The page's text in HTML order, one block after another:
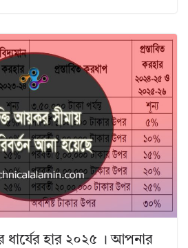
ধার্যের হার ২০২৫ । আপনার